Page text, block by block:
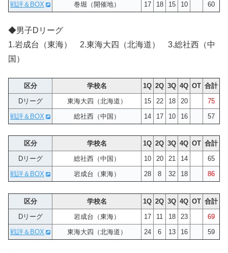
戦評＆BOX
巻堀（開催地） 17 18 15 10 60
◆男子Dリーグ
1.岩成台（東海） 2.東海大四（北海道） 3.総社西（中
国）
区分 学校名 1Q 2Q 3Q 4Q OT 合計
Dリーグ
東海大四（北海道） 15 22 18 20
75
戦評＆BOX
総社西（中国） 14 17 10 16 57
区分 学校名 1Q 2Q 3Q 4Q OT 合計
Dリーグ
総社西（中国） 10 20 21 14
65
戦評＆BOX
岩成台（東海） 28 8 32 18 86
区分 学校名 1Q 2Q 3Q 4Q OT 合計
Dリーグ
岩成台（東海） 17 11 18 23
69
戦評＆BOX
東海大四（北海道） 24 6 13 16 59